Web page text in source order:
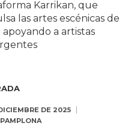
Karrikan, que
las artes escénicas de
apoyando a artistas
DE 2025